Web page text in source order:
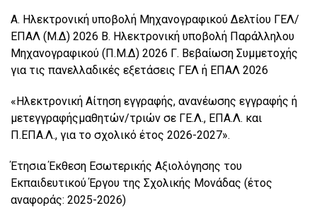
Α. Ηλεκτρονική υποβολή Μηχανογραφικού Δελτίου ΓΕΛ/
ΕΠΑΛ (Μ.Δ) 2026 Β. Ηλεκτρονική υποβολή Παράλληλου
Μηχανογραφικού (Π.Μ.Δ) 2026 Γ. Βεβαίωση Συμμετοχής
για τις πανελλαδικές εξετάσεις ΓΕΛ ή ΕΠΑΛ 2026
«Ηλεκτρονική Αίτηση εγγραφής, ανανέωσης εγγραφής ή
μετεγγραφήςμαθητών/τριών σε ΓΕ.Λ., ΕΠΑ.Λ. και
Π.ΕΠΑ.Λ., για το σχολικό έτος 2026-2027».
Έτησια Έκθεση Εσωτερικής Αξιολόγησης του
Εκπαιδευτικού Έργου της Σχολικής Μονάδας (έτος
αναφοράς: 2025-2026)